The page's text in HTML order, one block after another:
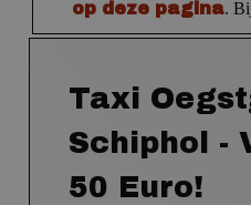
op deze pagina.
Taxi
Schiphol -
50 Euro!